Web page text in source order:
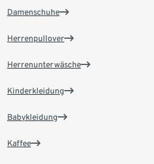
Damenschuhe
Herrenpullover
Herrenunterwäsche
Kinderkleidung
Babykleidung
Kaffee